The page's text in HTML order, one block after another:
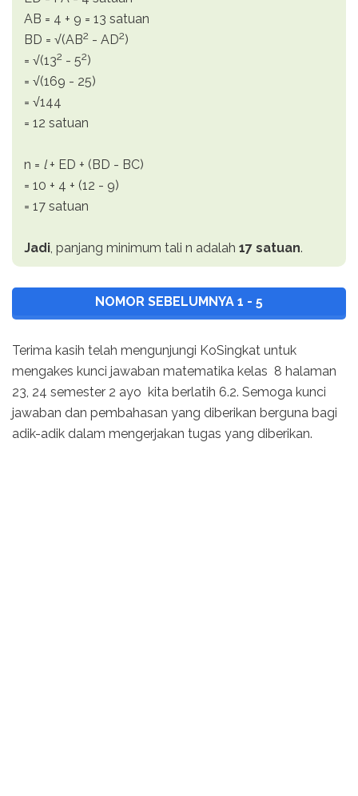
AB = 4 + 9 = 13 satuan
BD = √(AB2 - AD2)
= √(132 - 52)
= √(169 - 25)
= √144
= 12 satuan
n = l+ ED + (BD - BC)
= 10 + 4 + (12 - 9)
= 17 satuan
Jadi, panjang minimum tali n adalah 17 satuan.
NOMOR SEBELUMNYA 1 - 5
Terima kasih telah mengunjungi KoSingkat untuk
mengakes kunci jawaban matematika kelas 8 halaman
23, 24 semester 2 ayo kita berlatih 6.2. Semoga kunci
jawaban dan pembahasan yang diberikan berguna bagi
adik-adik dalam mengerjakan tugas yang diberikan.